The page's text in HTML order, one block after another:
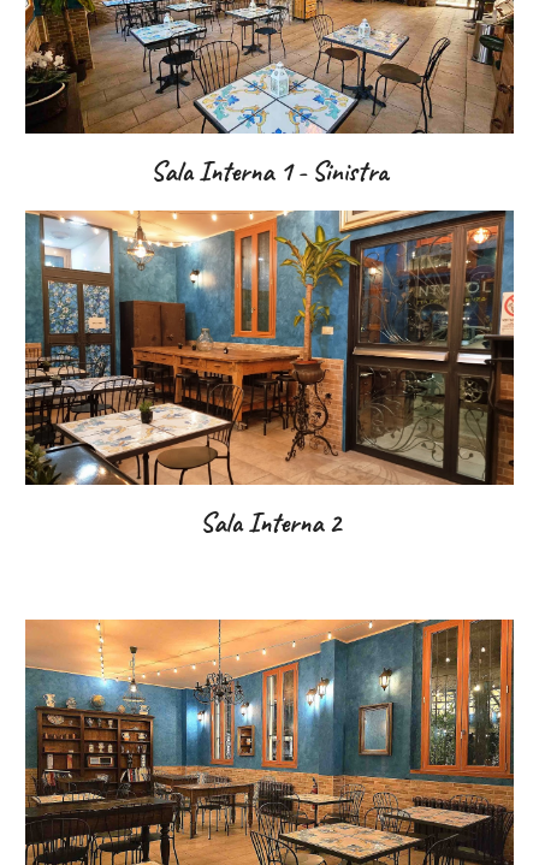
Sala Interna 1 - Sinistra
Sala Interna2